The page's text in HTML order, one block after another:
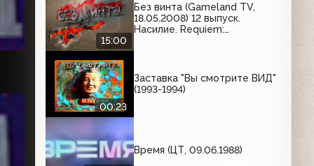
15:00
Без винта (Gameland TV,
18.05.2008) 12 выпуск.
Насилие. Requiem:
00:23
Заставка "Вы смотрите ВИД"
(1993-1994)
Время (ЦТ, 09.06.1988)